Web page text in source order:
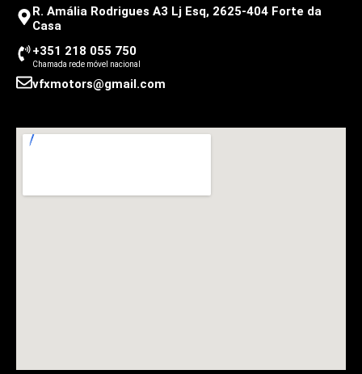
R. Amália Rodrigues A3 Lj Esq, 2625-404 Forte da
Casa
+351 218 055 750
Chamada rede móvel nacional
vfxmotors@gmail.com